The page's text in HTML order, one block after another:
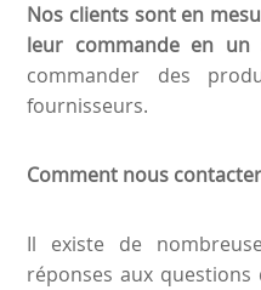
Nos clients sont en
leur commande en un
commander des
fournisseurs.
Comment nous
Il existe de
réponses aux questions